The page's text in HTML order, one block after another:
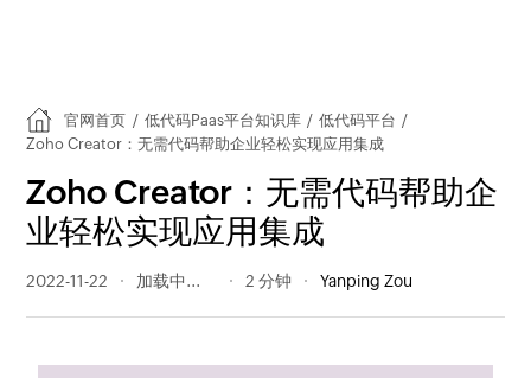
官网首页 / 低代码Paas平台知识库 / 低代码平台 /
Zoho Creator：无需代码帮助企业轻松实现应用集成
Zoho Creator：无需代码帮助企
业轻松实现应用集成
2022-11-22 194 阅读量 2 分钟 Yanping Zou